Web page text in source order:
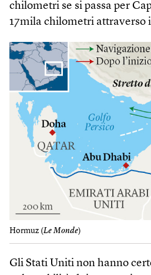
chilometri se si passa per
17mila chilometri attraverso
Hormuz (Le Monde)
Gli Stati Uniti non hanno